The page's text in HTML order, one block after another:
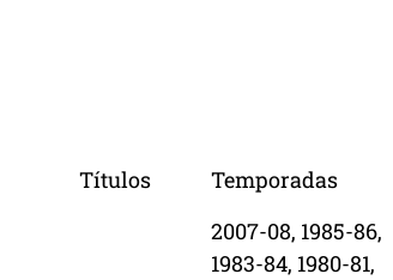
Títulos Temporadas
2007-08, 1985-86,
1983-84, 1980-81,